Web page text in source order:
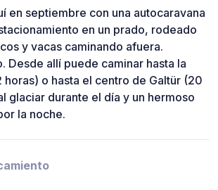
en septiembre con una autocaravana
en un prado, rodeado
y vacas caminando afuera.
Desde allí puede caminar hasta la
horas) o hasta el centro de Galtür (20
glaciar durante el día y un hermoso
la noche.